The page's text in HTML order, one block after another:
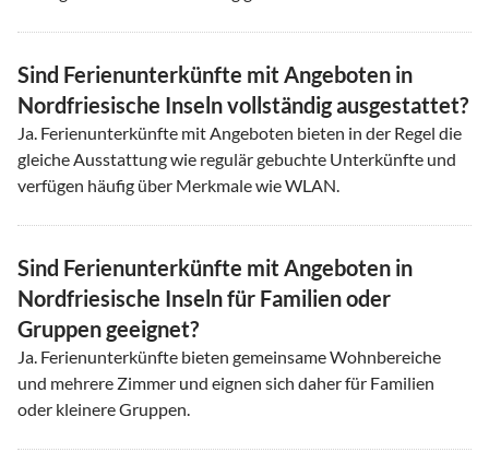
Sind Ferienunterkünfte mit Angeboten in
Nordfriesische Inseln vollständig ausgestattet?
Ja. Ferienunterkünfte mit Angeboten bieten in der Regel die
gleiche Ausstattung wie regulär gebuchte Unterkünfte und
verfügen häufig über Merkmale wie WLAN.
Sind Ferienunterkünfte mit Angeboten in
Nordfriesische Inseln für Familien oder
Gruppen geeignet?
Ja. Ferienunterkünfte bieten gemeinsame Wohnbereiche
und mehrere Zimmer und eignen sich daher für Familien
oder kleinere Gruppen.